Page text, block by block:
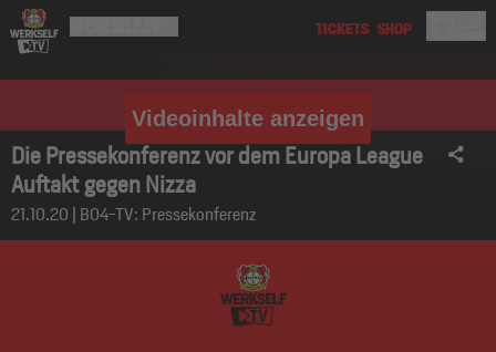
Videoinhalte anzeigen
Die Pressekonferenz vor dem Europa League
Auftakt gegen Nizza
21.10.20 | B04-TV: Pressekonferenz